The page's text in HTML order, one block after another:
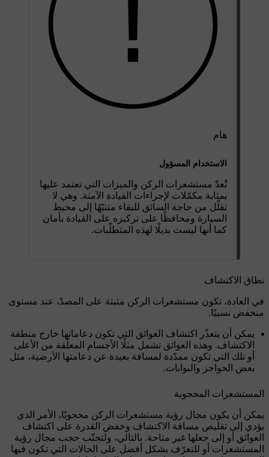
هام
الاستخدام المسؤول
تُعدّ مستشعرات الركن والميزات التي تعتمد عليها
بمثابة مكمّلات لإجراءات القيادة الآمنة. وهي لا
تقلّل من حاجة السائق للبقاء متنبّهًا إلى محيط
السيارة ومحافظًا على تركيزه على القيادة بأمان
كما أنها ليست بديلًا لهذه المتطلّبات.
نطاق الاكتشاف
في العادة، تكون مستشعرات الركن مثبتة على المصدّ، عند مستوى
منخفض نسبيًا.
يمكن أن يتعذّر اكتشاف العوائق التي تكون دعاماتها خارج منطقة
الاكتشاف. وهذه العوائق تشمل مثلًا الأجسام المعلّقة من الأعلى
أو تلك التي تكون ممدّدة لمسافة بعيدة عن دعامتها الأرضية، مثل
بعض الحواجز والبوابات.
المستشعرات المحجوبة
يمكن أن يكون مجال رؤية مستشعرات الركن محجوبًا، الأمر الذي
يؤدي إلى تقليص مسافة الاكتشاف وخفض القدرة على اكتشاف
العوائق أو إلى جعلها غير متاحة. بالتالي، ولتجنّب حجب مجال رؤية
المستشعرات أو للتعرّف بشكل أفضل على الحالات التي تكون فيها